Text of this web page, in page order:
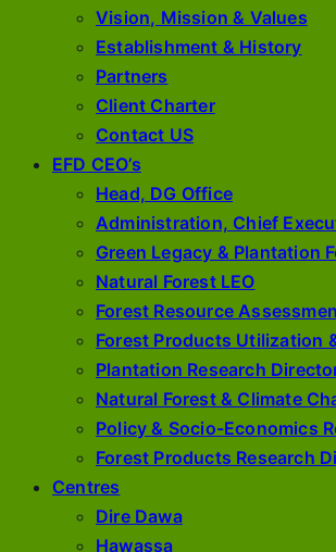
Vision, Mission & Values
Establishment & History
Partners
Client Charter
Contact US
EFD CEO’s
Head, DG Office
Administration, Chief
Green Legacy & Plantation
Natural Forest LEO
Forest Resource
Forest Products Utilization
Plantation Research
Natural Forest & Climate
Policy & Socio-Economics
Forest Products Research
Centres
Dire Dawa
Hawassa